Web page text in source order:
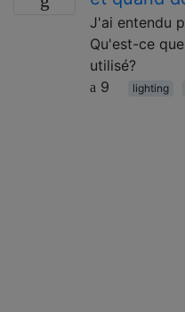
J'ai entendu
Qu'est-ce
utilisé?
9
lighting